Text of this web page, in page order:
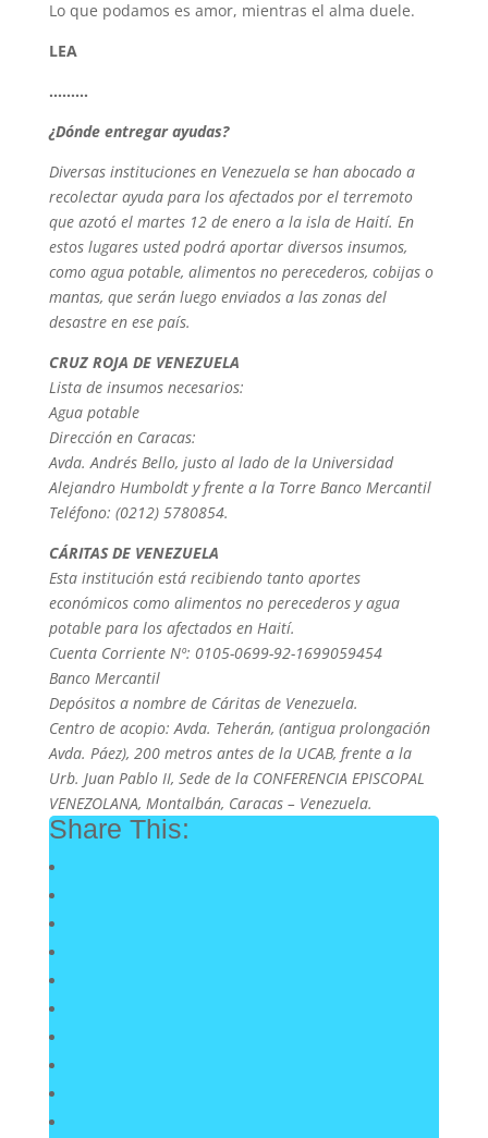
Lo que podamos es amor, mientras el alma duele.
LEA
………
¿Dónde entregar ayudas?
Diversas instituciones en Venezuela se han abocado a
recolectar ayuda para los afectados por el terremoto
que azotó el martes 12 de enero a la isla de Haití. En
estos lugares usted podrá aportar diversos insumos,
como agua potable, alimentos no perecederos, cobijas o
mantas, que serán luego enviados a las zonas del
desastre en ese país.
CRUZ ROJA DE VENEZUELA
Lista de insumos necesarios:
Agua potable
Dirección en Caracas:
Avda. Andrés Bello, justo al lado de la Universidad
Alejandro Humboldt y frente a la Torre Banco Mercantil
Teléfono: (0212) 5780854.
CÁRITAS DE VENEZUELA
Esta institución está recibiendo tanto aportes
económicos como alimentos no perecederos y agua
potable para los afectados en Haití.
Cuenta Corriente Nº: 0105-0699-92-1699059454
Banco Mercantil
Depósitos a nombre de Cáritas de Venezuela.
Centro de acopio: Avda. Teherán, (antigua prolongación
Avda. Páez), 200 metros antes de la UCAB, frente a la
Urb. Juan Pablo II, Sede de la CONFERENCIA EPISCOPAL
VENEZOLANA, Montalbán, Caracas – Venezuela.
Share This: